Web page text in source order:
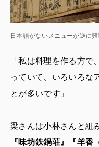
日本語がないメニューが逆に興
「私は料理を作る方
っていて、いろいろな
とが多いです」
梁さんは小林さんと組
『味坊鉄鍋荘』『羊